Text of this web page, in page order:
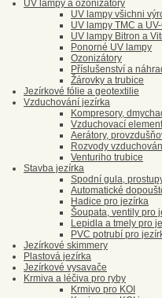
UV lampy a ozonizátory
UV lampy všichni
UV lampy TMC a
UV lampy Bitron a
Ponorné UV lampy
Ozonizátory
Příslušenství a
Žárovky a trubice
Jezírkové fólie a geotextilie
Vzduchování jezírka
Kompresory,
Vzduchovací
Aerátory,
Rozvody
Venturiho trubice
Stavba jezírka
Spodní gula,
Automatické
Hadice pro jezírka
Šoupata, ventily pro
Lepidla a tmely pro
PVC potrubí pro
Jezírkové skimmery
Plastová jezírka
Jezírkové vysavače
Krmiva a léčiva pro ryby
Krmivo pro KOI